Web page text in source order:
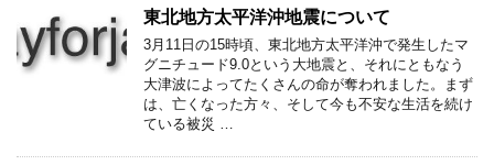
東北地方太平洋沖地震について
3月11日の15時頃、東北地方太平洋沖で発生したマ
グニチュード9.0という大地震と、それにともなう
大津波によってたくさんの命が奪われました。まず
は、亡くなった方々、そして今も不安な生活を続け
ている被災 …